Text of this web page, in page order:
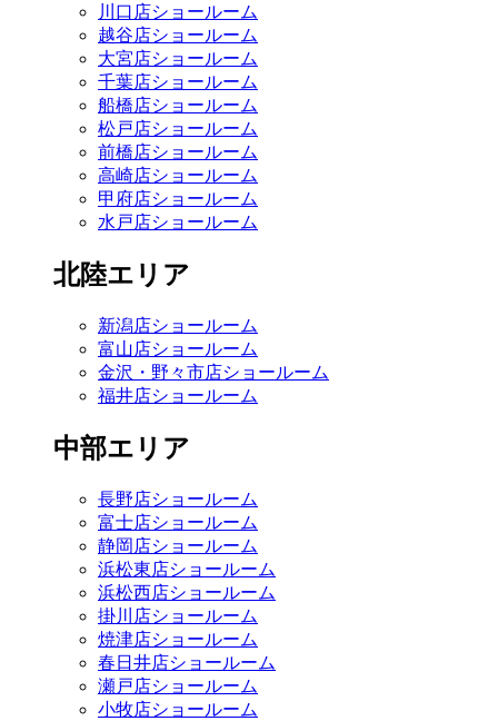
川口店ショールーム
越谷店ショールーム
大宮店ショールーム
千葉店ショールーム
船橋店ショールーム
松戸店ショールーム
前橋店ショールーム
高崎店ショールーム
甲府店ショールーム
水戸店ショールーム
北陸エリア
新潟店ショールーム
富山店ショールーム
金沢・野々市店ショールーム
福井店ショールーム
中部エリア
長野店ショールーム
富士店ショールーム
静岡店ショールーム
浜松東店ショールーム
浜松西店ショールーム
掛川店ショールーム
焼津店ショールーム
春日井店ショールーム
瀬戸店ショールーム
小牧店ショールーム